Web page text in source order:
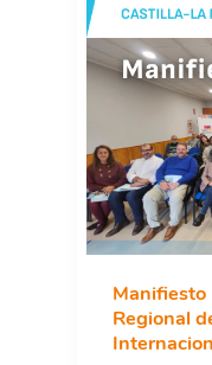
Manifiesto
Regional